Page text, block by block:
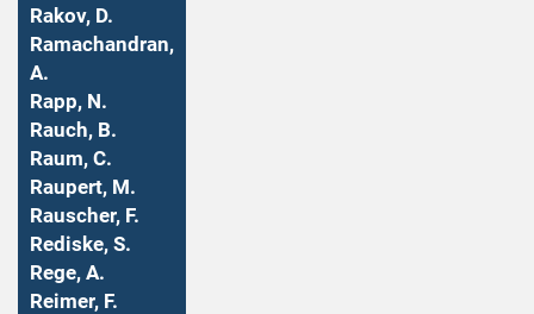
Rakov, D.
Ramachandran,
A.
Rapp, N.
Rauch, B.
Raum, C.
Raupert, M.
Rauscher, F.
Rediske, S.
Rege, A.
Reimer, F.